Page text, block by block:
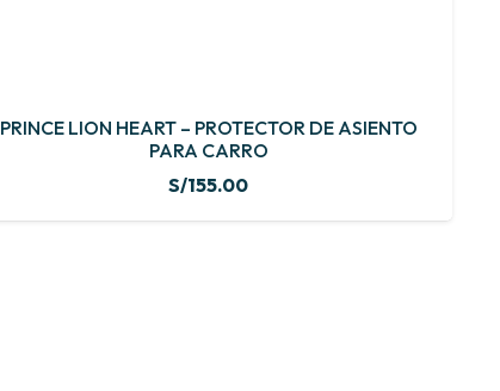
PRINCE LION HEART – PROTECTOR DE ASIENTO
PARA CARRO
S/155.00